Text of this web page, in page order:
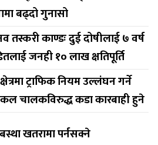
बढ्दो गुनासो
तस्करी काण्डः दुई दोषीलाई ७ वर्ष
जनही १० लाख क्षतिपूर्ति
ट्राफिक नियम उल्लंघन गर्ने
चालकविरुद्ध कडा कारबाही हुने
खतरामा पर्नसक्ने